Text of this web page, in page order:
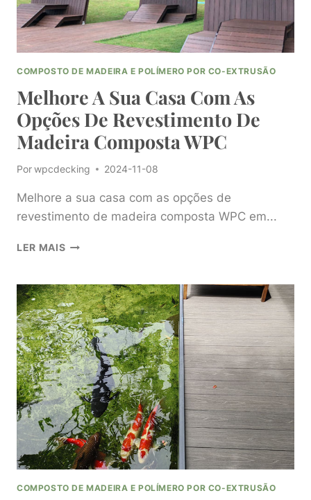
COMPOSTO DE MADEIRA E POLÍMERO POR CO-EXTRUSÃO
Melhore A Sua Casa Com As
Opções De Revestimento De
Madeira Composta WPC
Porwpcdecking 2024-11-08
Melhore a sua casa com as opções de
revestimento de madeira composta WPC em...
LER MAISMELHORE
CASA
COM
AS
OPÇÕES
DE
REVESTIMENTO
DE
MADEIRA
COMPOSTA
WPC
COMPOSTO DE MADEIRA E POLÍMERO POR CO-EXTRUSÃO